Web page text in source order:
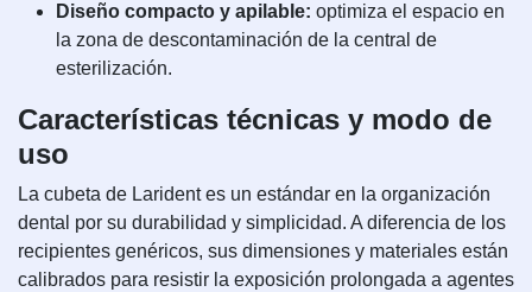
Diseño compacto y apilable: optimiza el espacio en
la zona de descontaminación de la central de
esterilización.
Características técnicas y modo de
uso
La cubeta de Larident es un estándar en la organización
dental por su durabilidad y simplicidad. A diferencia de los
recipientes genéricos, sus dimensiones y materiales están
calibrados para resistir la exposición prolongada a agentes